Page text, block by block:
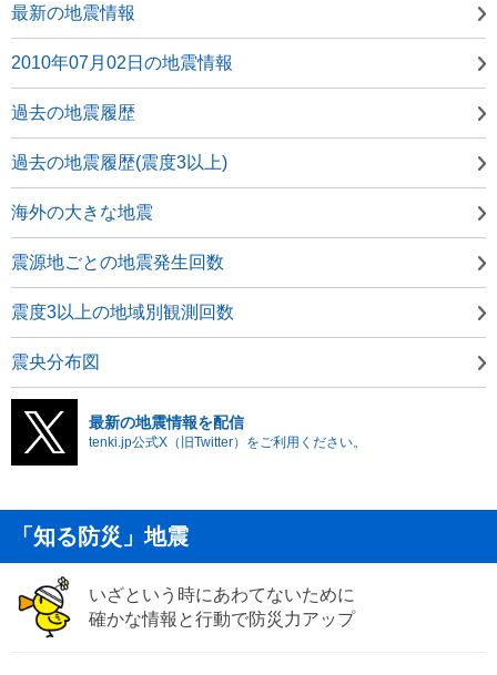
最新の地震情報
2010年07月02日の地震情報
過去の地震履歴
過去の地震履歴(震度3以上)
海外の大きな地震
震源地ごとの地震発生回数
震度3以上の地域別観測回数
震央分布図
最新の地震情報を配信
tenki.jp公式X（旧Twitter）をご利用ください。
「知る防災」地震
いざという時にあわてないために
確かな情報と行動で防災力アップ